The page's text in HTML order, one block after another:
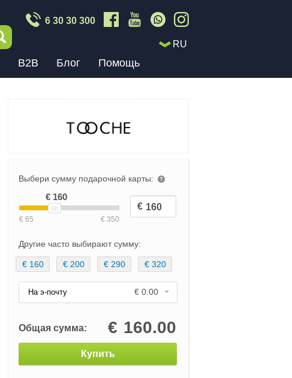
6 30 30 300
RU
B2B Блог Помощь
Выбери сумму подарочной карты:
Другие часто выбирают сумму:
€ 160 € 200 € 290 € 320
На э-почту € 0.00
Общая сумма: 160.00
€
Купить